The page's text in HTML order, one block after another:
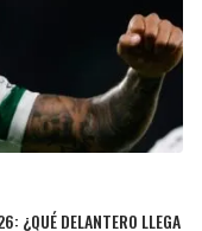
¿QUÉ DELANTERO LLEGA